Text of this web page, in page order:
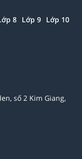
8 Lớp 9 Lớp 10
số 2 Kim Giang,